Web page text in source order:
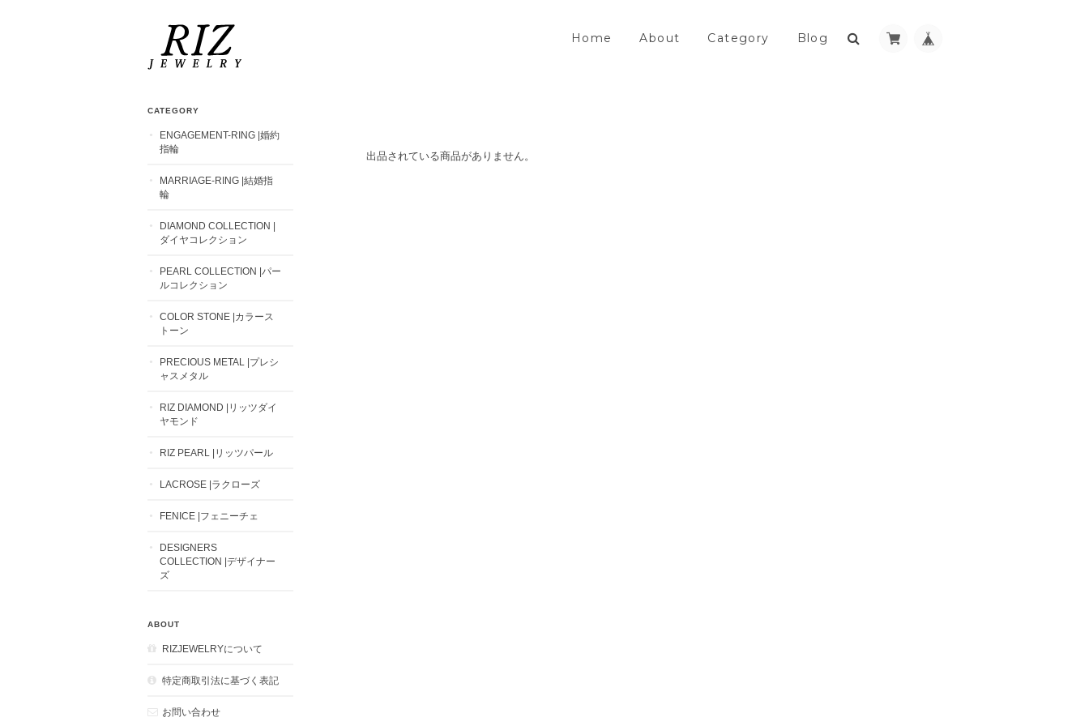
Home About Category Blog
出品されている商品がありません。
CATEGORY
ENGAGEMENT-RING |婚約
指輪
MARRIAGE-RING |結婚指
輪
DIAMOND COLLECTION |
ダイヤコレクション
PEARL COLLECTION |パー
ルコレクション
COLOR STONE |カラース
トーン
PRECIOUS METAL |プレシ
ャスメタル
RIZ DIAMOND |リッツダイ
ヤモンド
RIZ PEARL |リッツパール
LACROSE |ラクローズ
FENICE |フェニーチェ
DESIGNERS
COLLECTION |デザイナー
ズ
ABOUT
RIZJEWELRYについて
特定商取引法に基づく表記
お問い合わせ